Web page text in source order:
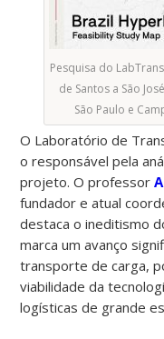
Pesquisa do
de Santos a São
São Paulo e
O Laboratório de
o responsável pela
projeto. O professor
fundador e atual
destaca o ineditismo
marca um avanço
transporte de carga,
viabilidade da
logísticas de grande